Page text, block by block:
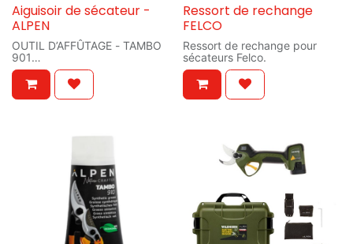
Aiguisoir de sécateur -
ALPEN
OUTIL D’AFFÛTAGE - TAMBO
901
Longueur: 112 x 8 x 12 mm
Poids: 40 gr
Matériau : Aluminium matricé
Ressort de rechange
FELCO
Ressort de rechange pour
sécateurs Felco.